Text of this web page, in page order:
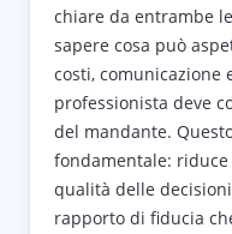
chiare da entrambe
sapere cosa può
costi,
professionista deve
del mandante.
fondamentale:
qualità delle
rapporto di fiducia